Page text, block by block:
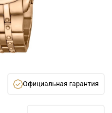
Официальная гарантия